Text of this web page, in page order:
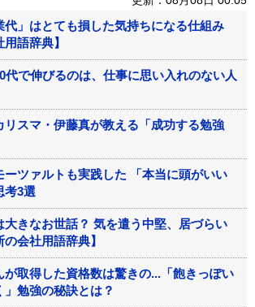
代」はとても損した気持ちになる仕組み
用語辞典】
代で伸びるのは、仕事に思い入れのない人
リスマ・伊藤真が教える「成功する勉強
ーツァルトも実践した 「本当に頭がいい
考3選
大きなお世話？ 気を遣う中堅、居づらい
会社用語辞典】
が取得した資格数は驚きの...「飽きっぽい
」勉強の秘訣とは？